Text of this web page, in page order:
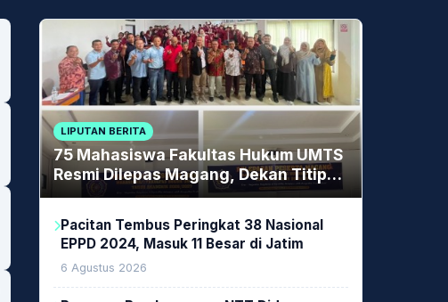
LIPUTAN BERITA
75 Mahasiswa Fakultas Hukum UMTS
Resmi Dilepas Magang, Dekan Titip
Empat Pesan Penting
Pacitan Tembus Peringkat 38 Nasional
EPPD 2024, Masuk 11 Besar di Jatim
6 Agustus 2026